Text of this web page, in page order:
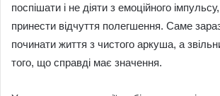
поспішати і не діяти з емоційного
принести відчуття полегшення. Саме
починати життя з чистого аркуша, а
того, що справді має значення.